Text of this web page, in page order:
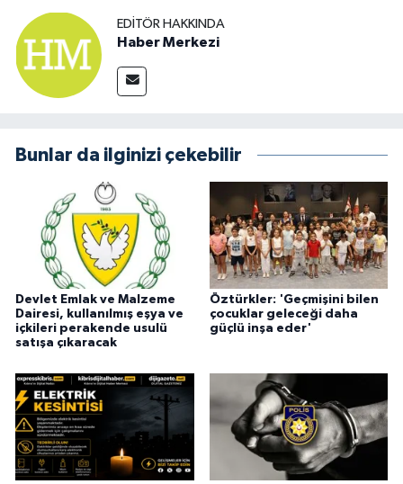
EDITÖR HAKKINDA
Haber Merkezi
Bunlar da ilginizi çekebilir
Devlet Emlak ve Malzeme
Dairesi, kullanılmış eşya ve
içkileri perakende usulü
satışa çıkaracak
Öztürkler: 'Geçmişini bilen
çocuklar geleceği daha
güçlü inşa eder'